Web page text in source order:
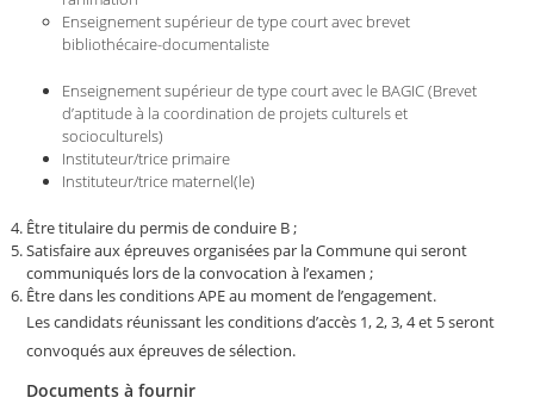
Enseignement supérieur de type court avec brevet
bibliothécaire-documentaliste
Enseignement supérieur de type court avec le BAGIC (Brevet
d’aptitude à la coordination de projets culturels et
socioculturels)
Instituteur/trice primaire
Instituteur/trice maternel(le)
Être titulaire du permis de conduire B ;
Satisfaire aux épreuves organisées par la Commune qui seront
communiqués lors de la convocation à l’examen ;
Être dans les conditions APE au moment de l’engagement.
Les candidats réunissant les conditions d’accès 1, 2, 3, 4 et 5 seront
convoqués aux épreuves de sélection.
Documents à fournir